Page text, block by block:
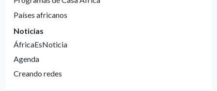
Países africanos
Noticias
ÁfricaEsNoticia
Agenda
Creando redes